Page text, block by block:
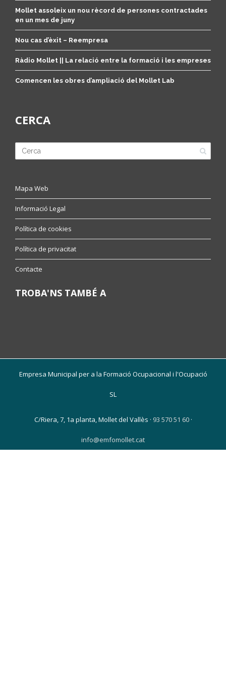
Mollet assoleix un nou rècord de persones contractades
en un mes de juny
Nou cas d’èxit – Reempresa
Ràdio Mollet || La relació entre la formació i les empreses
Comencen les obres d’ampliació del Mollet Lab
CERCA
Mapa Web
Informació Legal
Política de cookies
Política de privacitat
Contacte
TROBA'NS TAMBÉ A
Empresa Municipal per a la Formació Ocupacional i l'Ocupació
SL
C/Riera, 7, 1a planta, Mollet del Vallès · 93 570 51 60·
info@emfomollet.cat